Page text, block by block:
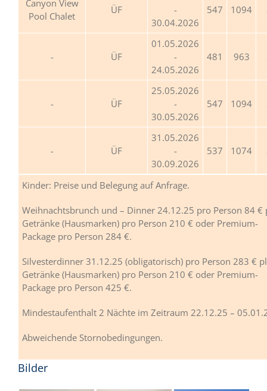
Canyon View
Pool Chalet
ÜF
-
30.04.2026
547 1094
ÜF
01.05.2026
-
24.05.2026
481 963
ÜF
25.05.2026
-
30.05.2026
547 1094
ÜF
31.05.2026
-
30.09.2026
537 1074
Kinder: Preise und Belegung auf Anfrage.
Weihnachtsbrunch und – Dinner 24.12.25 pro Person 84 €
Getränke (Hausmarken) pro Person 210 € oder Premium-
Package pro Person 284 €.
Silvesterdinner 31.12.25 (obligatorisch) pro Person 283 €
Getränke (Hausmarken) pro Person 210 € oder Premium-
Package pro Person 425 €.
Mindestaufenthalt 2 Nächte im Zeitraum 22.12.25 –
Abweichende Stornobedingungen.
Bilder